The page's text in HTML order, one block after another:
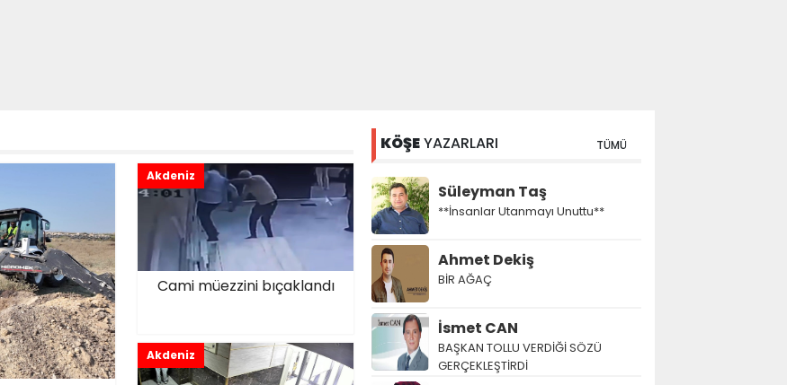
Akdeniz
Cami müezzini bıçaklandı
Akdeniz
KÖŞEYAZARLARI TÜMÜ
Süleyman Taş
**İnsanlar Utanmayı Unuttu**
Ahmet Dekiş
BİR AĞAÇ
İsmet CAN
BAŞKAN TOLLU VERDİĞİ SÖZÜ
GERÇEKLEŞTİRDİ